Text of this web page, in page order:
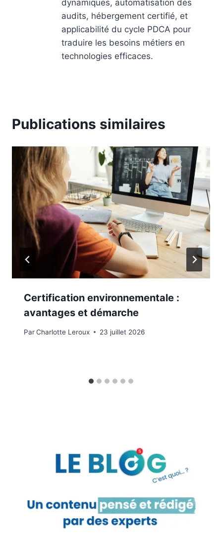
dynamiques, automatisation des
audits, hébergement certifié, et
applicabilité du cycle PDCA pour
traduire les besoins métiers en
technologies efficaces.
Publications similaires
Certification environnementale :
avantages et démarche
ParCharlotte Leroux 23 juillet 2026